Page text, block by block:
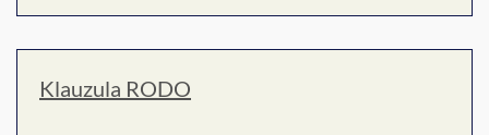
Klauzula RODO